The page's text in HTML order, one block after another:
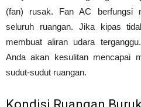
(fan) rusak. Fan AC berfungsi
seluruh ruangan. Jika kipas
membuat aliran udara
Anda akan kesulitan mencapai
sudut-sudut ruangan.